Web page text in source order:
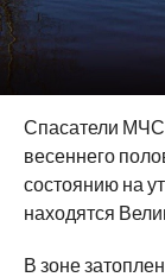
Спасатели
весеннего
состоянию на
находятся
В зоне